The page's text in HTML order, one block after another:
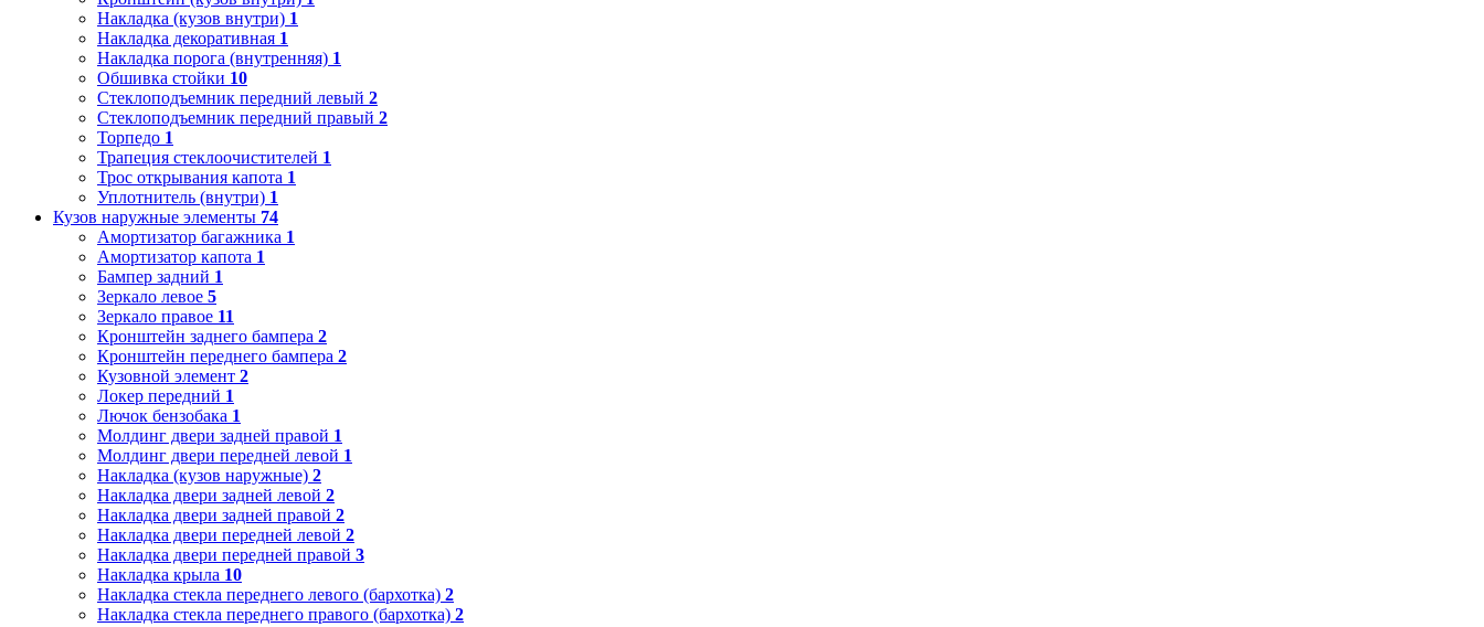
Накладка (кузов внутри) 1
Накладка декоративная 1
Накладка порога (внутренняя) 1
Обшивка стойки 10
Стеклоподъемник передний левый 2
Стеклоподъемник передний правый 2
Торпедо 1
Трапеция стеклоочистителей 1
Трос открывания капота 1
Уплотнитель (внутри) 1
Кузов наружные элементы 74
Амортизатор багажника 1
Амортизатор капота 1
Бампер задний 1
Зеркало левое 5
Зеркало правое 11
Кронштейн заднего бампера 2
Кронштейн переднего бампера 2
Кузовной элемент 2
Локер передний 1
Лючок бензобака 1
Молдинг двери задней правой 1
Молдинг двери передней левой 1
Накладка (кузов наружные) 2
Накладка двери задней левой 2
Накладка двери задней правой 2
Накладка двери передней левой 2
Накладка двери передней правой 3
Накладка крыла 10
Накладка стекла переднего левого (бархотка) 2
Накладка стекла переднего правого (бархотка) 2